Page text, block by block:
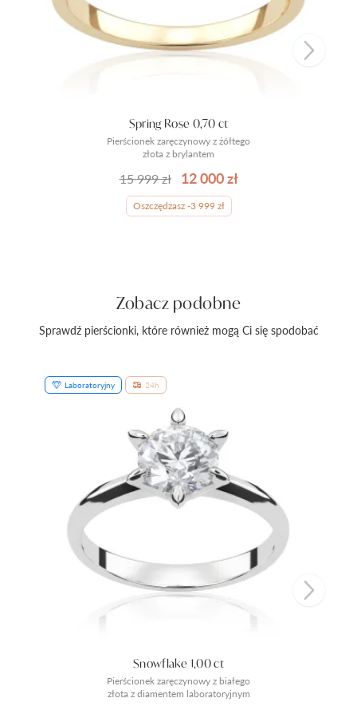
Pierścionek zaręczynowy z żółtego
złota z brylantem
Spring Rose 0,70 ct
15 999 zł 12 000 zł
Oszczędzasz -3 999 zł
Zobacz podobne
Sprawdź pierścionki, które również mogą Ci się spodobać
Laboratoryjny 24h
Pierścionek zaręczynowy z białego
złota z diamentem laboratoryjnym
Snowflake 1,00 ct